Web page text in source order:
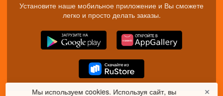
Установите наше мобильное приложение и Вы сможете
легко и просто делать заказы.
Мы используем cookies. Используя сайт, вы ✕